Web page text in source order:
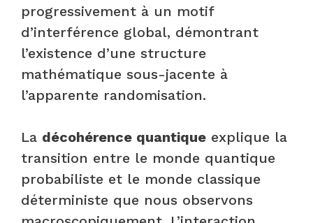
progressivement à un motif
d’interférence global, démontrant
l’existence d’une structure
mathématique sous-jacente à
l’apparente randomisation.
La décohérence quantique explique la
transition entre le monde quantique
probabiliste et le monde classique
déterministe que nous observons